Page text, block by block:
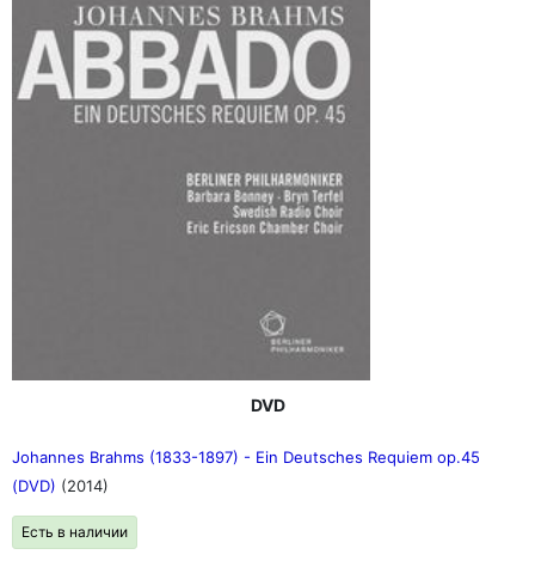
DVD
Johannes Brahms (1833-1897) - Ein Deutsches Requiem op.45
(DVD) (2014)
Есть в наличии